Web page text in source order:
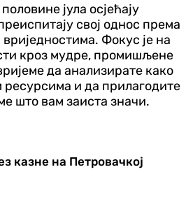
јула осјећају
свој однос према
Фокус је на
кроз мудре, промишљене
да анализирате како
ресурсима и да прилагодите
што вам заиста значи.
казне на Петровачкој